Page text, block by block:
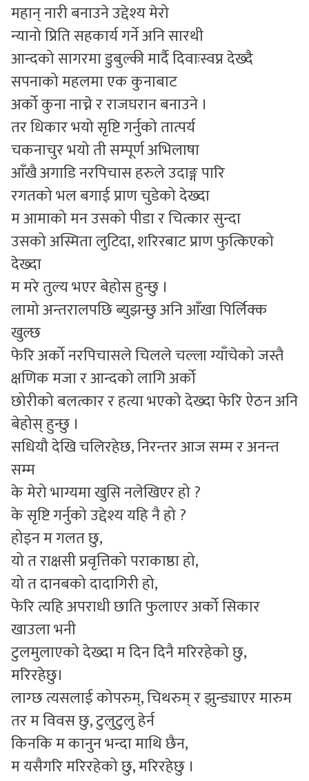
महान् नारी बनाउने उद्देश्य मेरो
न्यानो प्रिति सहकार्य गर्ने अनि सारथी
आन्दको सागरमा डुबुल्की मार्दै दिवाःस्वप्न देख्दै
सपनाको महलमा एक कुनाबाट
अर्को कुना नाच्ने र राजघरान बनाउने ।
तर धिकार भयो सृष्टि गर्नुको तात्पर्य
चकनाचुर भयो ती सम्पूर्ण अभिलाषा
आँखै अगाडि नरपिचास हरुले उदाङ्ग पारि
रगतको भल बगाई प्राण चुडेको देख्दा
म आमाको मन उसको पीडा र चित्कार सुन्दा
उसको अस्मिता लुटिदा, शरिरबाट प्राण फुत्किएको
देख्दा
म मरे तुल्य भएर बेहोस हुन्छु ।
लामो अन्तरालपछि ब्युझन्छु अनि आँखा पिर्लिक्क
खुल्छ
फेरि अर्को नरपिचासले चिलले चल्ला ग्याँचेको जस्तै
क्षणिक मजा र आन्दको लागि अर्को
छोरीको बलत्कार र हत्या भएको देख्दा फेरि ऐठन अनि
बेहोस् हुन्छु ।
सधियौ देखि चलिरहेछ, निरन्तर आज सम्म र अनन्त
सम्म
के मेरो भाग्यमा खुसि नलेखिएर हो ?
के सृष्टि गर्नुको उद्देश्य यहि नै हो ?
होइन म गलत छु,
यो त राक्षसी प्रवृत्तिको पराकाष्ठा हो,
यो त दानबको दादागिरी हो,
फेरि त्यहि अपराधी छाति फुलाएर अर्को सिकार
खाउला भनी
टुलमुलाएको देख्दा म दिन दिनै मरिरहेको छु,
मरिरहेछु।
लाग्छ त्यसलाई कोपरुम्, चिथरुम् र झुन्ड्याएर मारुम
तर म विवस छु, टुलुटुलु हेर्न
किनकि म कानुन भन्दा माथि छैन,
म यसैगरि मरिरहेको छु, मरिरहेछु ।